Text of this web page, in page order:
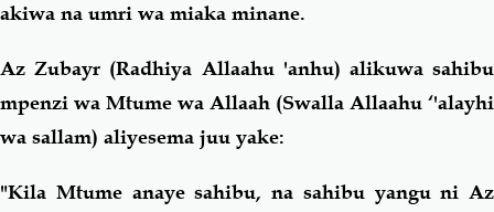
akiwa na umri wa miaka minane.
Az Zubayr (Radhiya Allaahu 'anhu) alikuwa sahibu
mpenzi wa Mtume wa Allaah (Swalla Allaahu ‘'alayhi
wa sallam) aliyesema juu yake:
"Kila Mtume anaye sahibu, na sahibu yangu ni Az